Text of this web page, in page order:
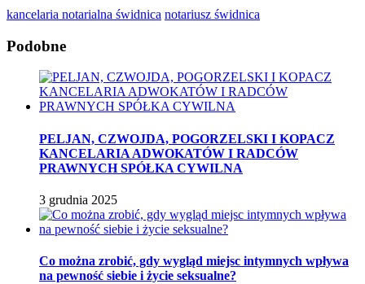
kancelaria notarialna świdnica notariusz świdnica
Podobne
PELJAN, CZWOJDA, POGORZELSKI I KOPACZ
KANCELARIA ADWOKATÓW I RADCÓW
PRAWNYCH SPÓŁKA CYWILNA
3 grudnia 2025
Co można zrobić, gdy wygląd miejsc intymnych wpływa
na pewność siebie i życie seksualne?